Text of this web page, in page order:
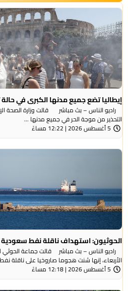
إيطاليا تضع جميع مدنها الكبرى في
راديو الناس – بث مباشر قالت وزارة الصحة
التحذير من موجة ​الحر في جميع مدنها ...
5 أغسطس 2026 | 12:22 مساءً
الحوثيون: استهداف ناقلة نفط سعودية
راديو الناس – بث مباشر قالت جماعة الحوثي
الأربعاء، ⁠إنها شنت ​هجوما صاروخيا على ​ناقلة
5 أغسطس 2026 | 12:18 مساءً